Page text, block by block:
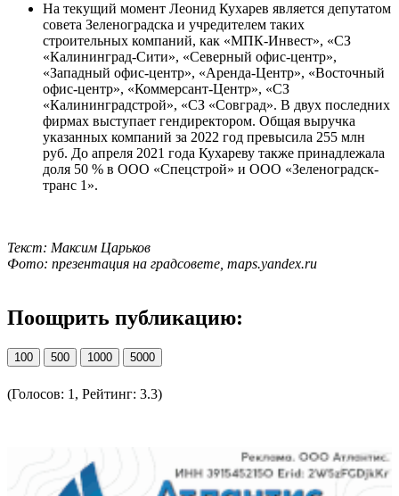
На текущий момент Леонид Кухарев является депутатом
совета Зеленоградска и учредителем таких
строительных компаний, как «МПК-Инвест», «СЗ
«Калининград-Сити», «Северный офис-центр»,
«Западный офис-центр», «Аренда-Центр», «Восточный
офис-центр», «Коммерсант-Центр», «СЗ
«Калининградстрой», «СЗ «Совград». В двух последних
фирмах выступает гендиректором. Общая выручка
указанных компаний за 2022 год превысила 255 млн
руб. До апреля 2021 года Кухареву также принадлежала
доля 50 % в ООО «Спецстрой» и ООО «Зеленоградск-
транс 1».
Текст: Максим Царьков
Фото: презентация на градсовете, maps.yandex.ru
Поощрить публикацию:
100 500 1000 5000
(Голосов: 1, Рейтинг: 3.3)